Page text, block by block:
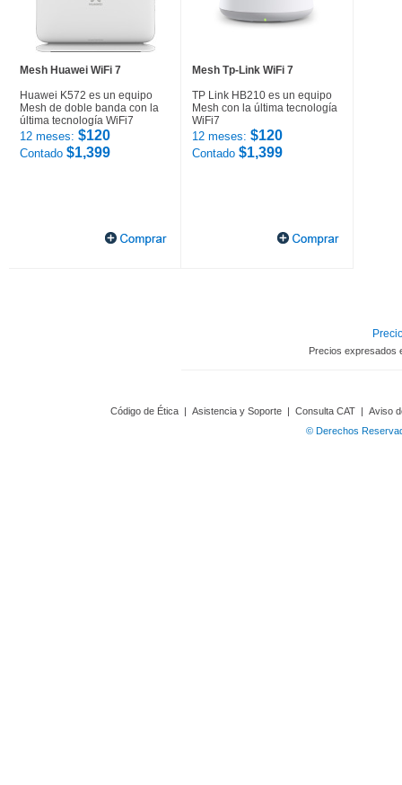
Mesh Huawei WiFi 7
Huawei K572 es un equipo
Mesh de doble banda con la
última tecnología WiFi7
12 meses: $120
Contado $1,399
Mesh Tp-Link WiFi 7
TP Link HB210 es un equipo
Mesh con la última tecnología
WiFi7
12 meses: $120
Contado $1,399
Precios expresados
Código de Ética | Asistencia y Soporte | Consulta CAT | Aviso
© Derechos